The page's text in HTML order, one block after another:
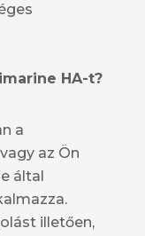
HA-t?
a
az Ön
által
illetően,